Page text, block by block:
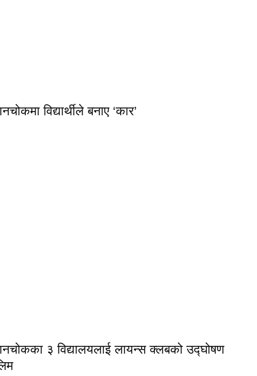
विद्यार्थीले बनाए ‘कार’
३ विद्यालयलाई लायन्स क्लबको उद्घोषण